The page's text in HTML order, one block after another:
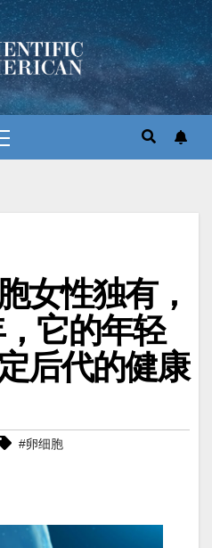
女性独有，
它的年轻
后代的健康
#卵细胞